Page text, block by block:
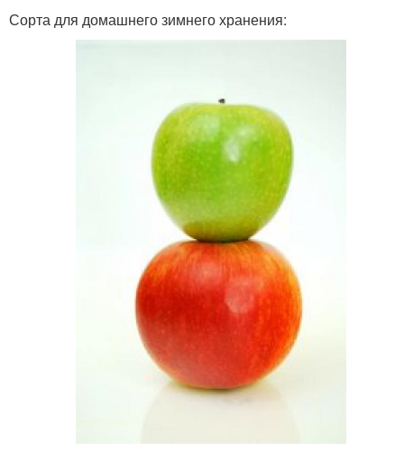
Сорта для домашнего зимнего хранения: